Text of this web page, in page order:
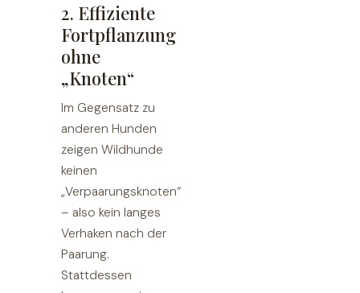
2. Effiziente
Fortpflanzung
ohne
„Knoten“
Im Gegensatz zu
anderen Hunden
zeigen Wildhunde
keinen
„Verpaarungsknoten“
– also kein langes
Verhaken nach der
Paarung.
Stattdessen